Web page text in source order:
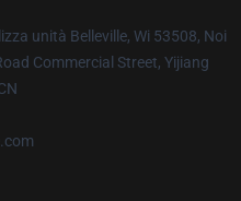
unità Belleville, Wi 53508, Noi
Commercial Street, Yijiang